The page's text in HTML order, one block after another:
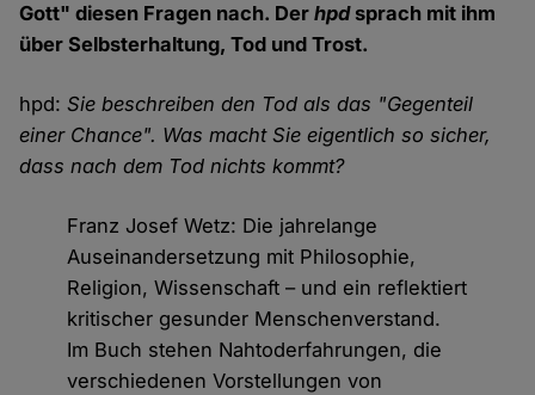
Gott" diesen Fragen nach. Derhpdsprach mit ihm
über Selbsterhaltung, Tod und Trost.
hpd:Sie beschreiben den Tod als das "Gegenteil
einer Chance". Was macht Sie eigentlich so sicher,
dass nach dem Tod nichts kommt?
Franz Josef Wetz: Die jahrelange
Auseinandersetzung mit Philosophie,
Religion, Wissenschaft – und ein reflektiert
kritischer gesunder Menschenverstand.
Im Buch stehen Nahtoderfahrungen, die
verschiedenen Vorstellungen von